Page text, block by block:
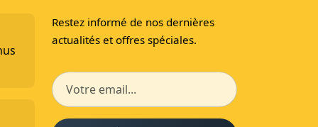
Restez informé de nos dernières
actualités et offres spéciales.